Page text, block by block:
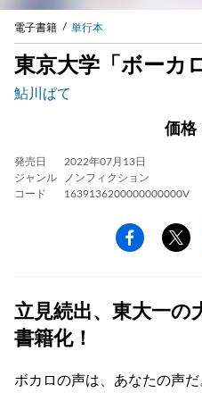
電子書籍 単行本
東京大学「ボーカ
鮎川ぱて
価格
発売日
2022年07月13日
ジャンル
ノンフィクション
コード
1639136200000000000V
立見続出、東大一の
書籍化！
ボカロの声は、あなたの声だ